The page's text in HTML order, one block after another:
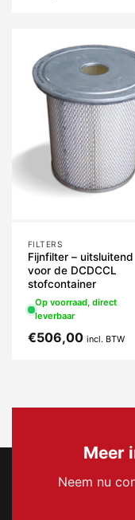
FILTERS
Fijnfilter – uitsluitend
voor de DCDCCL
stofcontainer
Op voorraad, direct
leverbaar
€506,00 incl. BTW
Meer
Neem nu